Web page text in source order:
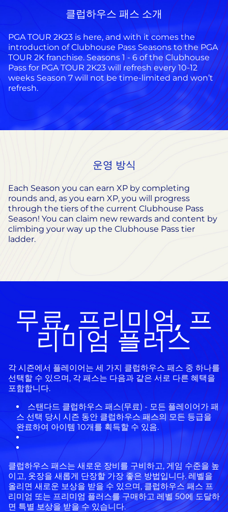
클럽하우스 패스 소개
PGA TOUR 2K23 is here, and with it comes the
introduction of Clubhouse Pass Seasons to the PGA
TOUR 2K franchise. Seasons 1 - 6 of the Clubhouse
Pass for PGA TOUR 2K23 will refresh every 10-12
weeks Season 7 will not be time-limited and won’t
refresh.
운영 방식
Each Season you can earn XP by completing
rounds and, as you earn XP, you will progress
through the tiers of the current Clubhouse Pass
Season! You can claim new rewards and content by
climbing your way up the Clubhouse Pass tier
ladder.
무료, 프리미엄, 프
리미엄 플러스
각 시즌에서 플레이어는 세 가지 클럽하우스 패스 중 하나를
선택할 수 있으며, 각 패스는 다음과 같은 서로 다른 혜택을
포함합니다.
스탠다드 클럽하우스 패스(무료) - 모든 플레이어가 패
스 선택 당시 시즌 동안 클럽하우스 패스의 모든 등급을
완료하여 아이템 10개를 획득할 수 있음.
클럽하우스 패스는 새로운 장비를 구비하고, 게임 수준을 높
이고, 옷장을 새롭게 단장할 가장 좋은 방법입니다. 레벨을
올리면 새로운 보상을 받을 수 있으며, 클럽하우스 패스 프
리미엄 또는 프리미엄 플러스를 구매하고 레벨 50에 도달하
면 특별 보상을 받을 수 있습니다.